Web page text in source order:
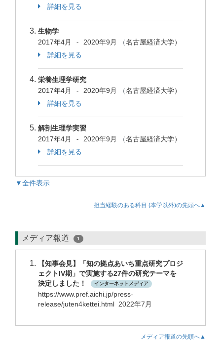
詳細を見る
生物学
2017年4月
- 2020年9月 （名古屋経済大学）
詳細を見る
栄養生理学研究
2017年4月
- 2020年9月 （名古屋経済大学）
詳細を見る
解剖生理学実習
2017年4月
- 2020年9月 （名古屋経済大学）
詳細を見る
▼全件表示
担当経験のある科目 (本学以外)の先頭へ▲
メディア報道 1
【知事会見】「知の拠点あいち重点研究プロジ
ェクトIV期」で実施する27件の研究テーマを
決定しました！
インターネットメディア
https://www.pref.aichi.jp/press-
release/juten4kettei.html 2022年7月
メディア報道の先頭へ▲